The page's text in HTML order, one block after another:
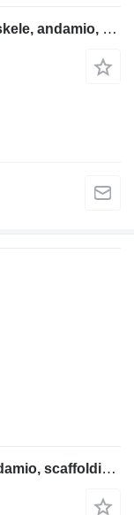
Plettac Distribution Modular Schele, skele, andamio, scaffolding, pastoliai, tellingu
Plettac Distribution Schele, skele, andamio, scaffolding, pastoliai, tellingud